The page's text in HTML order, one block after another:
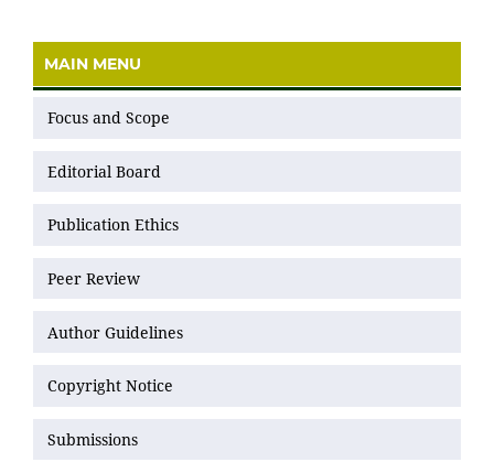
MAIN MENU
Focus and Scope
Editorial Board
Publication Ethics
Peer Review
Author Guidelines
Copyright Notice
Submissions